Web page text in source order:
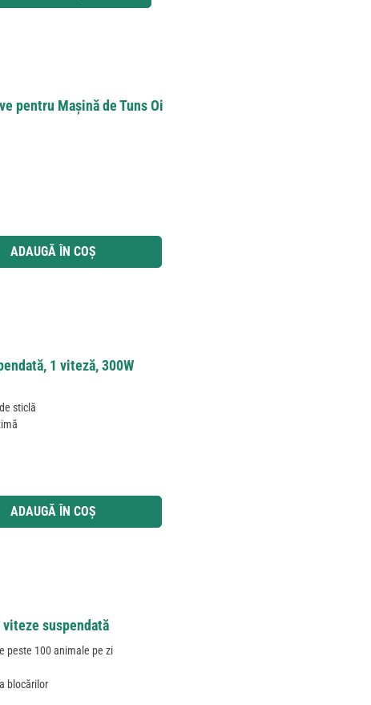
pentru Maşină de Tuns Oi
utilizați butoanele pentru a mări sau micșora cantitatea.
ADAUGĂ ÎN COȘ
1 viteză, 300W
sticlă
utilizați butoanele pentru a mări sau micșora cantitatea.
ADAUGĂ ÎN COȘ
viteze suspendată
peste 100 animale pe zi
blocărilor